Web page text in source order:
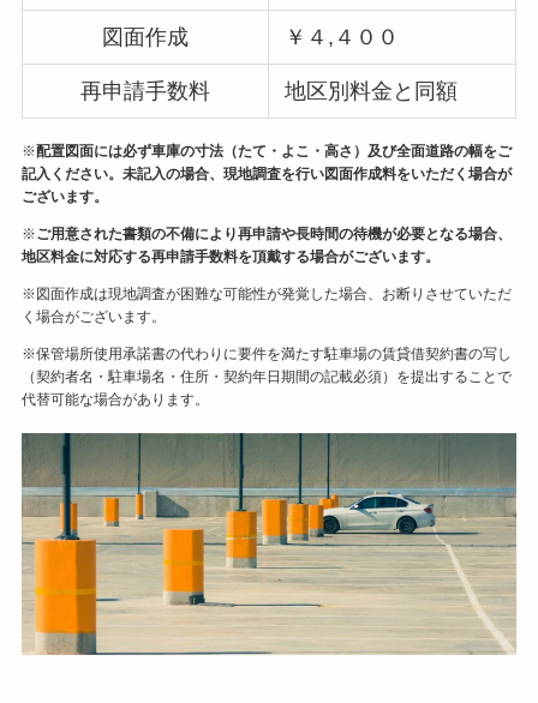
図面作成 ￥４,４００
再申請手数料 地区別料金と同額
※配置図面には必ず車庫の寸法（たて・よこ・高さ）及び全面道路の幅をご
記入ください。未記入の場合、現地調査を行い図面作成料をいただく場合が
ございます。
※ご用意された書類の不備により再申請や長時間の待機が必要となる場合、
地区料金に対応する再申請手数料を頂戴する場合がございます。
※図面作成は現地調査が困難な可能性が発覚した場合、お断りさせていただ
く場合がございます。
※保管場所使用承諾書の代わりに要件を満たす駐車場の賃貸借契約書の写し
（契約者名・駐車場名・住所・契約年日期間の記載必須）を提出することで
代替可能な場合があります。